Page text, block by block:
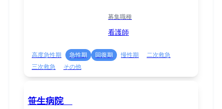
募集職種
看護師
高度急性期 急性期 回復期 慢性期
二次救急
三次救急
その他
笹生病院